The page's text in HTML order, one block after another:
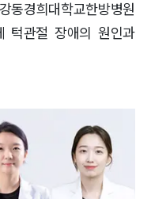
동경희대학교한방병원
턱관절 장애의 원인과
아본다.